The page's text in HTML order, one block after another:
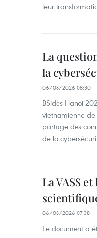
leur
La
la
06/08/2026 08:30
BSides Hanoi
vietnamienne
partage des
de la
La VASS
06/08/2026 07:38
Le document a